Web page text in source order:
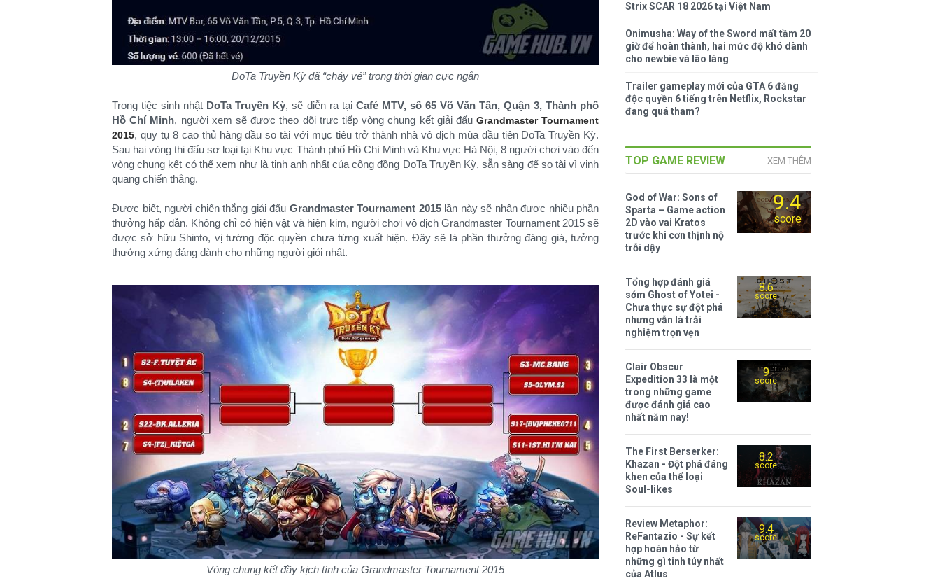
DoTa Truyền Kỳ đã “cháy vé” trong thời gian cực ngắn
Trong tiệc sinh nhật DoTa Truyền Kỳ, sẽ diễn ra tại Café MTV, số 65 Võ Văn Tần, Quận 3, Thành phố
Hồ Chí Minh, người xem sẽ được theo dõi trực tiếp vòng chung kết giải đấuGrandmaster Tournament
2015, quy tụ 8 cao thủ hàng đầu so tài với mục tiêu trở thành nhà vô địch mùa đầu tiên DoTa Truyền Kỳ.
Sau hai vòng thi đấu sơ loại tại Khu vực Thành phố Hồ Chí Minh và Khu vực Hà Nội, 8 người chơi vào đến
vòng chung kết có thể xem như là tinh anh nhất của cộng đồng DoTa Truyền Kỳ, sẵn sàng để so tài vì vinh
quang chiến thắng.
Được biết, người chiến thắng giải đấu Grandmaster Tournament 2015lần này sẽ nhận được nhiều phần
thưởng hấp dẫn. Không chỉ có hiện vật và hiện kim, người chơi vô địch Grandmaster Tournament 2015 sẽ
được sở hữu Shinto, vị tướng độc quyền chưa từng xuất hiện. Đây sẽ là phần thưởng đáng giá, tưởng
thưởng xứng đáng dành cho những người giỏi nhất.
Vòng chung kết đầy kịch tính của Grandmaster Tournament 2015
Strix SCAR 18 2026 tại Việt Nam
Onimusha: Way of the Sword mất tầm 20
giờ để hoàn thành, hai mức độ khó dành
cho newbie và lão làng
Trailer gameplay mới của GTA 6 đăng
độc quyền 6 tiếng trên Netflix, Rockstar
đang quá tham?
TOP GAME REVIEW XEM THÊM
9.4
score
God of War: Sons of
Sparta – Game action
2D vào vai Kratos
trước khi cơn thịnh nộ
trỗi dậy
8.6
score
Tổng hợp đánh giá
sớm Ghost of Yotei -
Chưa thực sự đột phá
nhưng vẫn là trải
nghiệm trọn vẹn
9
score
Clair Obscur
Expedition 33 là một
trong những game
được đánh giá cao
nhất năm nay!
8.2
score
The First Berserker:
Khazan - Đột phá đáng
khen của thể loại
Soul-likes
9.4
score
Review Metaphor:
ReFantazio - Sự kết
hợp hoàn hảo từ
những gì tinh túy nhất
của Atlus